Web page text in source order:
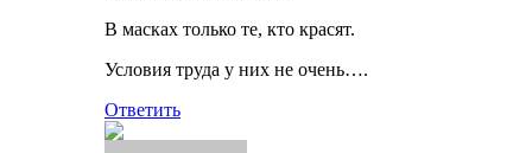
В масках только те, кто красят.
Условия труда у них не очень….
Ответить